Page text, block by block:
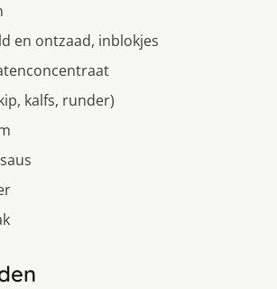
en ontzaad, inblokjes
kalfs, runder)